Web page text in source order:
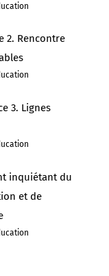
2. Rencontre
3. Lignes
inquiétant du
et de